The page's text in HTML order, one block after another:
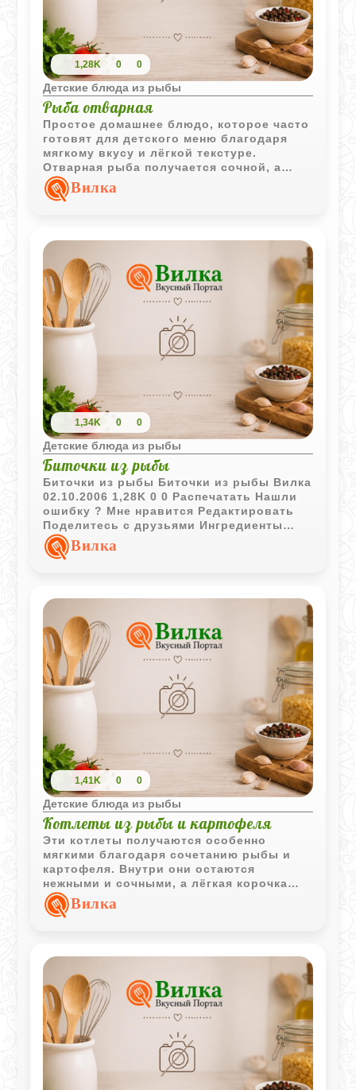
1,28K 0 0
Детские блюда из рыбы
Рыба отварная
Простое домашнее блюдо, которое часто
готовят для детского меню благодаря
мягкому вкусу и лёгкой текстуре.
Отварная рыба получается сочной, а
молочный соус делает её более нежной и
приятной для ребёнка.
Вилка
1,34K 0 0
Детские блюда из рыбы
Биточки из рыбы
Биточки из рыбы Биточки из рыбы Вилка
02.10.2006 1,28K 0 0 Распечатать Нашли
ошибку ? Мне нравится Редактировать
Поделитесь с друзьями Ингредиенты
Рыба - 100 грамм Лук репчатый - 1/8
луковицы Масло растительное - 1
чайной ложки Способ приготовления
Филе без кожи и костей разрезать на
куски, смочить раствором соли,
прибавить рубленые зелень и лук и
пропустить через мясорубку один раз
или же мелко порубить ножом. Разделать
рыбную массу на тонкие лепешки
овальной или круглой формы, смочить
во взбитом яйце, положить на
сковородку, смазанную маслом, налить 2
- 3 столовые ложки воды и поставить в
духовку.
Вилка
1,41K 0 0
Детские блюда из рыбы
Котлеты из рыбы и картофеля
Эти котлеты получаются особенно
мягкими благодаря сочетанию рыбы и
картофеля. Внутри они остаются
нежными и сочными, а лёгкая корочка
делает блюдо аппетитным даже для
детей, которые обычно не любят рыбу.
Вилка